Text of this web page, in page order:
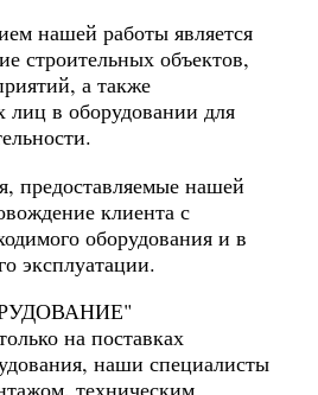
нашей работы является
строительных объектов,
а также
лиц в оборудовании для
предоставляемые нашей
клиента с
оборудования и в
эксплуатации.
на поставках
наши специалисты
техническим